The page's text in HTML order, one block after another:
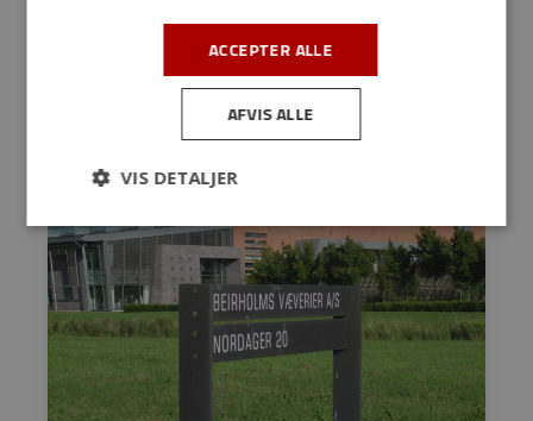
Case Story
Læs mere om hvordan vores kunde Beirholms Væverier
A/S bruger RePoint Organizer.
ACCEPTER ALLE
AFVIS ALLE
VIS DETALJER